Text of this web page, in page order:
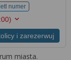
numer
i zarezerwuj
miasta.